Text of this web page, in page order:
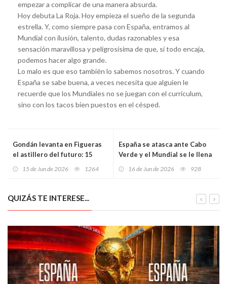
empezar a complicar de una manera absurda.
Hoy debuta La Roja. Hoy empieza el sueño de la segunda
estrella. Y, como siempre pasa con España, entramos al
Mundial con ilusión, talento, dudas razonables y esa
sensación maravillosa y peligrosísima de que, si todo encaja,
podemos hacer algo grande.
Lo malo es que eso también lo sabemos nosotros. Y cuando
España se sabe buena, a veces necesita que alguien le
recuerde que los Mundiales no se juegan con el currículum,
sino con los tacos bien puestos en el césped.
Gondán levanta en Figueras
el astillero del futuro: 15
15 de Jun de 2026 1264
España se atasca ante Cabo
Verde y el Mundial se le llena
16 de Jun de 2026 928
QUIZÁS TE INTERESE...